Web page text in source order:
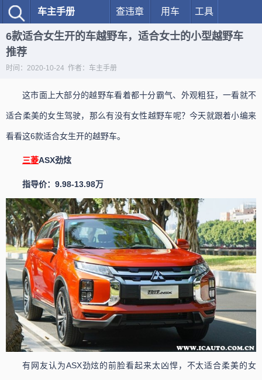
车主手册 查违章 用车 工具
6款适合女生开的车越野车，适合女士的小型越野车
推荐
时间：2020-10-24 作者：车主手册
这市面上大部分的越野车看着都十分霸气、外观粗狂，一看就不
适合柔美的女生驾驶，那么有没有女性越野车呢？今天就跟着小编来
看看这6款适合女生开的越野车。
三菱ASX劲炫
指导价：9.98-13.98万
有网友认为ASX劲炫的前脸看起来太凶悍，不太适合柔美的女